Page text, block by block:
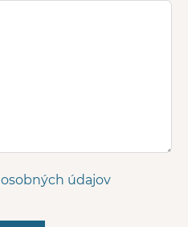
osobných údajov